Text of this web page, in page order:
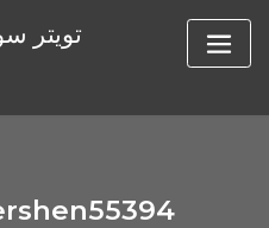
تويتر